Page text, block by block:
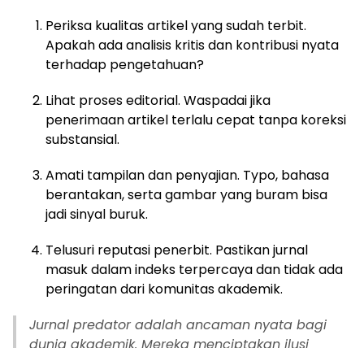
Periksa kualitas artikel yang sudah terbit.
Apakah ada analisis kritis dan kontribusi nyata
terhadap pengetahuan?
Lihat proses editorial. Waspadai jika
penerimaan artikel terlalu cepat tanpa koreksi
substansial.
Amati tampilan dan penyajian. Typo, bahasa
berantakan, serta gambar yang buram bisa
jadi sinyal buruk.
Telusuri reputasi penerbit. Pastikan jurnal
masuk dalam indeks terpercaya dan tidak ada
peringatan dari komunitas akademik.
Jurnal predator adalah ancaman nyata bagi